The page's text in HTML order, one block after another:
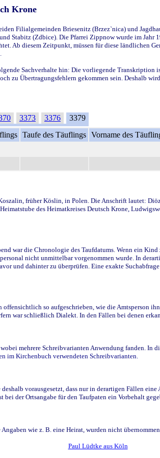
Krone
Filialgemeinden Briesenitz (Brzez`nica) und
Stabitz (Zdbice). Die Pfarrei Zippnow wurde im
Ab diesem Zeitpunkt, müssen für diese ländlichen
Sachverhalte hin: Die vorliegende
zu Übertragungsfehlern gekommen sein. Deshalb
3373 3376
3379
Taufe des Täuflings Vorname des
früher Köslin, in Polen. Die Anschrift lautet:
des Heimatkreises Deutsch Krone,
war die Chronologie des Taufdatums. Wenn ein
nicht unmittelbar vorgenommen wurde. In
und dahinter zu überprüfen. Eine exakte
so aufgeschrieben, wie die Amtsperson
war schließlich Dialekt. In den Fällen bei denen
mehrere Schreibvarianten Anwendung fanden. In
im Kirchenbuch verwendeten Schreibvarianten.
vorausgesetzt, dass nur in derartigen Fällen
der Ortsangabe für den Taufpaten ein Vorbehalt
wie z. B. eine Heirat, wurden nicht übernommen.
Paul Lüdtke aus Köln